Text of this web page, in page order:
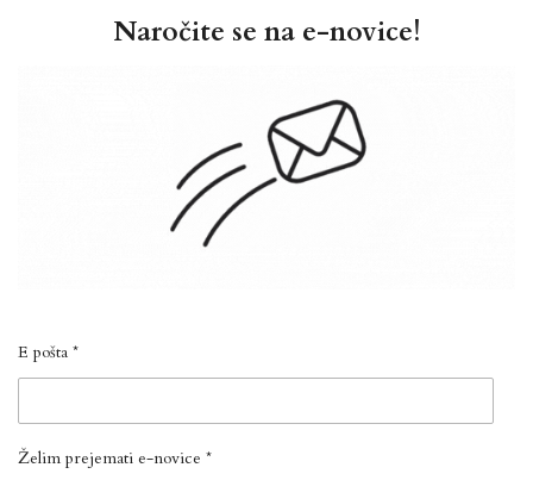
Naročite se na e-novice!
E pošta *
Želim prejemati e-novice *